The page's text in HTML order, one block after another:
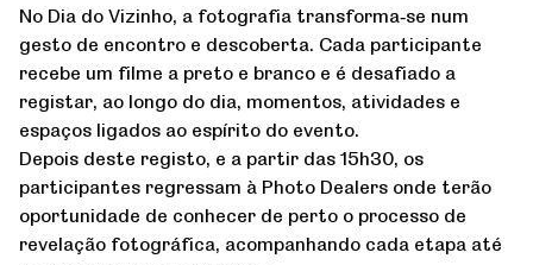
No Dia do Vizinho, a fotografia transforma‑se num
gesto de encontro e descoberta. Cada participante
recebe um filme a preto e branco e é desafiado a
registar, ao longo do dia, momentos, atividades e
espaços ligados ao espírito do evento.
Depois deste registo, e a partir das 15h30, os
participantes regressam à Photo Dealers onde terão
oportunidade de conhecer de perto o processo de
revelação fotográfica, acompanhando cada etapa até